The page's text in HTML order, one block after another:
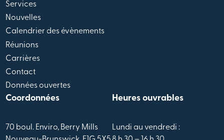
Services
Nouvelles
Calendrier des évènements
Réunions
Carrières
Contact
Données ouvertes
Coordonnées
70 boul. Enviro, Berry Mills
Heures ouvrables
Lundi au vendredi :